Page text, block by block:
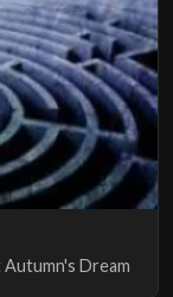
Dream